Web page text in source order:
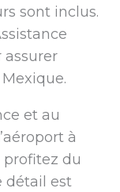
sont inclus.
et au
à
profitez du
détail est